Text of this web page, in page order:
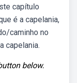
capítulo
é a capelania,
caminho no
capelania.
below.